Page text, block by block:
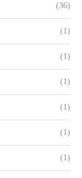
(36)
(1)
(1)
(1)
(1)
(1)
(1)